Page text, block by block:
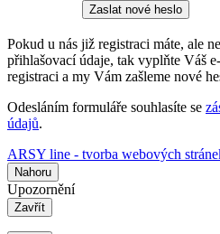
Zaslat nové heslo
Pokud u nás již registraci máte, ale
přihlašovací údaje, tak vyplňte Váš
registraci a my Vám zašleme nové
Odesláním formuláře souhlasíte se
údajů.
ARSY line - tvorba webových
Nahoru
Upozornění
Zavřít